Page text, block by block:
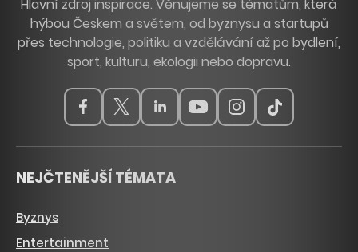
Hlavní zdroj inspirace. Věnujeme se tématům, která
hýbou Českem a světem, od byznysu a startupů
přes technologie, politiku a vzdělávání až po bydlení,
sport, kulturu, ekologii nebo dopravu.
NEJČTENĚJŠÍ TÉMATA
Byznys
Entertainment